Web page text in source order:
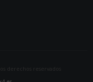
los derechos reservados